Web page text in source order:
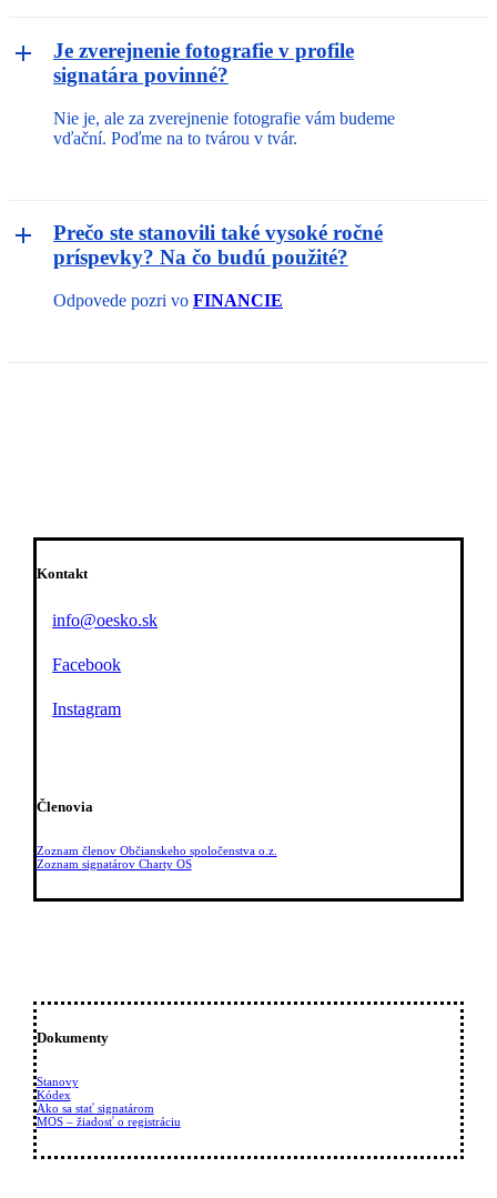
Je zverejnenie fotografie v profile
signatára povinné?
Nie je, ale za zverejnenie fotografie vám budeme
vďační. Poďme na to tvárou v tvár.
Prečo ste stanovili také vysoké ročné
príspevky? Na čo budú použité?
Odpovede pozri vo FINANCIE
Kontakt
info@oesko.sk
Facebook
Instagram
Členovia
Zoznam členov Občianskeho spoločenstva o.z.
Zoznam signatárov Charty OS
Dokumenty
Stanovy
Kódex
Ako sa stať signatárom
MOS – žiadosť o registráciu